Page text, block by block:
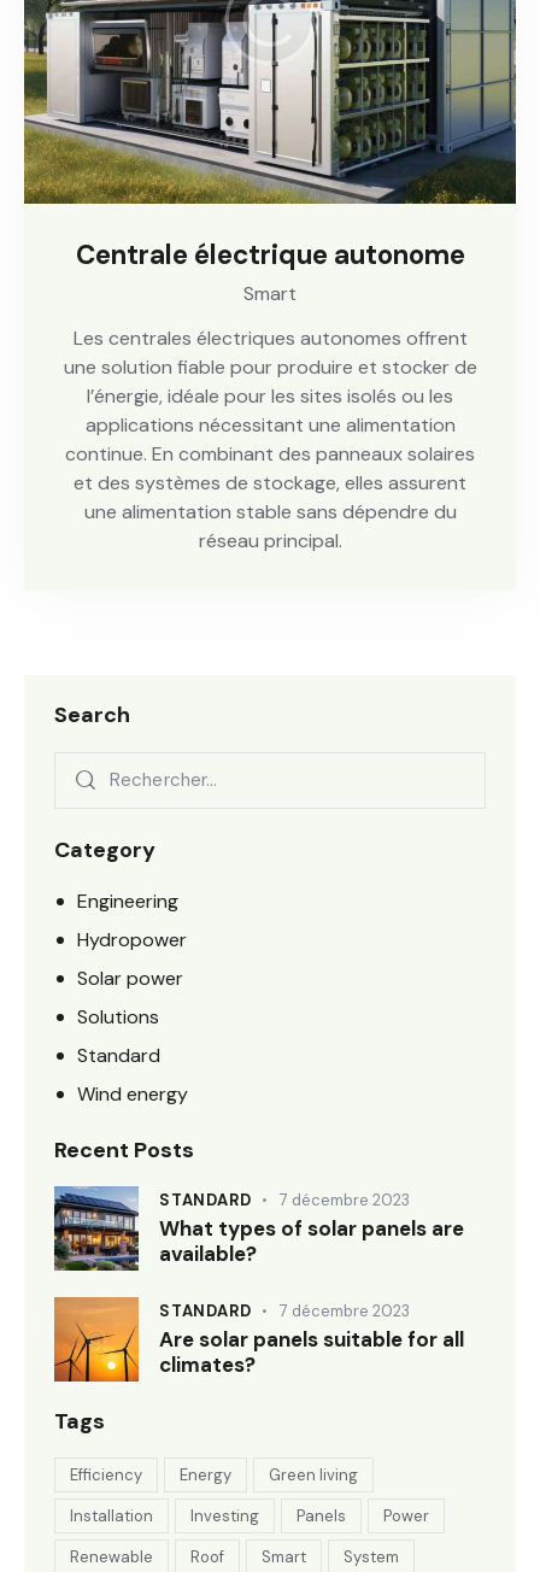
Centrale électrique autonome
Smart
Les centrales électriques autonomes offrent
une solution fiable pour produire et stocker de
l’énergie, idéale pour les sites isolés ou les
applications nécessitant une alimentation
continue. En combinant des panneaux solaires
et des systèmes de stockage, elles assurent
une alimentation stable sans dépendre du
réseau principal.
Search
Rechercher :
Category
Engineering
Hydropower
Solar power
Solutions
Standard
Wind energy
Recent Posts
STANDARD 7 décembre 2023
What types of solar panels are
available?
STANDARD 7 décembre 2023
Are solar panels suitable for all
climates?
Tags
Efficiency Energy
Green living
Installation
Investing Panels
Power
Renewable
Roof Smart
System